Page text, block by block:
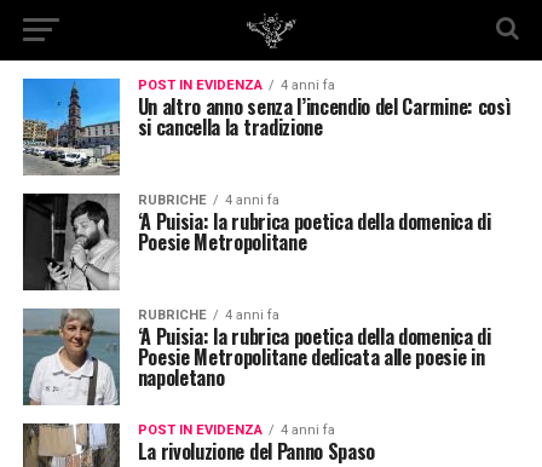
POST IN EVIDENZA 4 anni fa
Un altro anno senza l’incendio del Carmine: così
si cancella la tradizione
RUBRICHE 4 anni fa
‘A Puisia: la rubrica poetica della domenica di
Poesie Metropolitane
RUBRICHE 4 anni fa
‘A Puisia: la rubrica poetica della domenica di
Poesie Metropolitane dedicata alle poesie in
napoletano
POST IN EVIDENZA 4 anni fa
La rivoluzione del Panno Spaso